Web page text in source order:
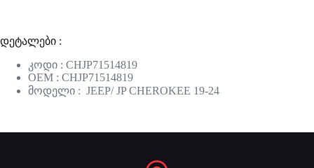
დეტალები :
კოდი : CHJP71514819
OEM : CHJP71514819
მოდელი : JEEP/ JP CHEROKEE 19-24